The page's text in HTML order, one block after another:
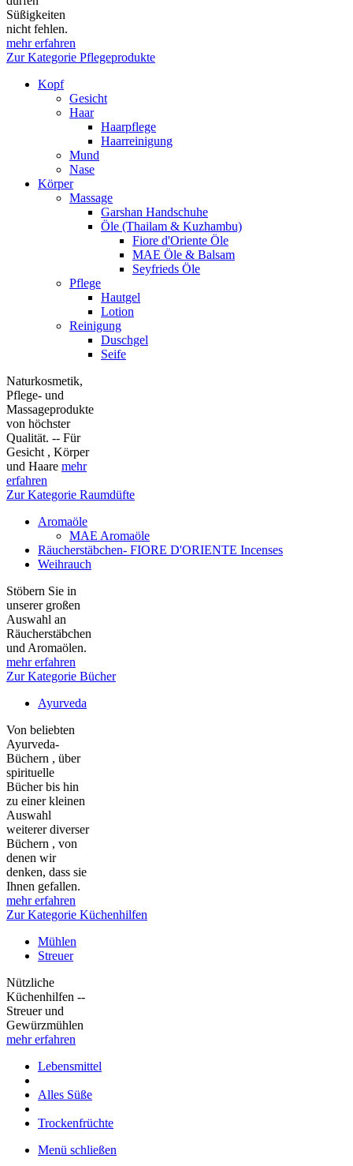
Süßigkeiten
nicht fehlen.
mehr erfahren
Zur Kategorie Pflegeprodukte
Kopf
Gesicht
Haar
Haarpflege
Haarreinigung
Mund
Nase
Körper
Massage
Garshan Handschuhe
Öle (Thailam & Kuzhambu)
Fiore d'Oriente Öle
MAE Öle & Balsam
Seyfrieds Öle
Pflege
Hautgel
Lotion
Reinigung
Duschgel
Seife
Naturkosmetik,
Pflege- und
Massageprodukte
von höchster
Qualität. -- Für
Gesicht , Körper
und Haare mehr
erfahren
Zur Kategorie Raumdüfte
Aromaöle
MAE Aromaöle
Räucherstäbchen- FIORE D'ORIENTE Incenses
Weihrauch
Stöbern Sie in
unserer großen
Auswahl an
Räucherstäbchen
und Aromaölen.
mehr erfahren
Zur Kategorie Bücher
Ayurveda
Von beliebten
Ayurveda-
Büchern , über
spirituelle
Bücher bis hin
zu einer kleinen
Auswahl
weiterer diverser
Büchern , von
denen wir
denken, dass sie
Ihnen gefallen.
mehr erfahren
Zur Kategorie Küchenhilfen
Mühlen
Streuer
Nützliche
Küchenhilfen --
Streuer und
Gewürzmühlen
mehr erfahren
Lebensmittel
Alles Süße
Trockenfrüchte
Menü schließen